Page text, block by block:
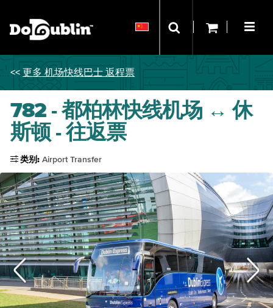
<< 更多 机场快线巴士 返程票
782 - 都柏林快线机场 ↔ 休
斯顿 - 往返票
类别: Airport Transfer